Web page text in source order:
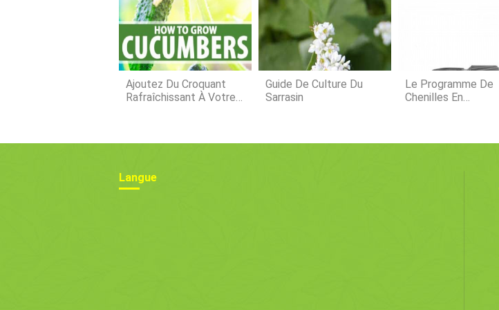
Ajoutez Du Croquant
Rafraîchissant À Votre
Guide De Culture Du
Sarrasin
Le Programme De
Chenilles En
Langue